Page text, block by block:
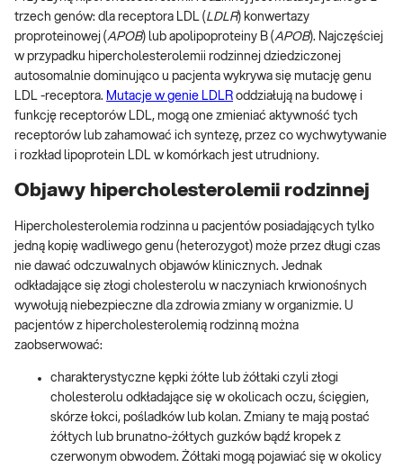
trzech genów: dla receptora LDL (LDLR) konwertazy
proproteinowej (APOB) lub apolipoproteiny B (APOB). Najczęściej
w przypadku hipercholesterolemii rodzinnej dziedziczonej
autosomalnie dominująco u pacjenta wykrywa się mutację genu
LDL -receptora. Mutacje w genie LDLR oddziałują na budowę i
funkcję receptorów LDL, mogą one zmieniać aktywność tych
receptorów lub zahamować ich syntezę, przez co wychwytywanie
i rozkład lipoprotein LDL w komórkach jest utrudniony.
Objawy hipercholesterolemii rodzinnej
Hipercholesterolemia rodzinna u pacjentów posiadających tylko
jedną kopię wadliwego genu (heterozygot) może przez długi czas
nie dawać odczuwalnych objawów klinicznych. Jednak
odkładające się złogi cholesterolu w naczyniach krwionośnych
wywołują niebezpieczne dla zdrowia zmiany w organizmie. U
pacjentów z hipercholesterolemią rodzinną można
zaobserwować:
charakterystyczne kępki żółte lub żółtaki czyli złogi
cholesterolu odkładające się w okolicach oczu, ścięgien,
skórze łokci, pośladków lub kolan. Zmiany te mają postać
żółtych lub brunatno-żółtych guzków bądź kropek z
czerwonym obwodem. Żółtaki mogą pojawiać się w okolicy